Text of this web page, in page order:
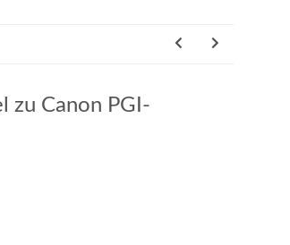
zu Canon PGI-